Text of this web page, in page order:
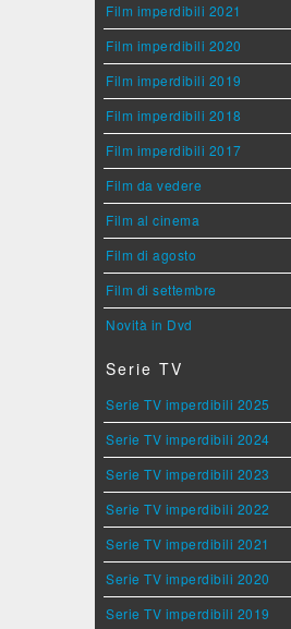
Film imperdibili 2021
Film imperdibili 2020
Film imperdibili 2019
Film imperdibili 2018
Film imperdibili 2017
Film da vedere
Film al cinema
Film di agosto
Film di settembre
Novità in Dvd
Serie TV
Serie TV imperdibili 2025
Serie TV imperdibili 2024
Serie TV imperdibili 2023
Serie TV imperdibili 2022
Serie TV imperdibili 2021
Serie TV imperdibili 2020
Serie TV imperdibili 2019